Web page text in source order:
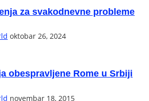
za svakodnevne probleme
oktobar 26, 2024
obespravljene Rome u Srbiji
novembar 18, 2015